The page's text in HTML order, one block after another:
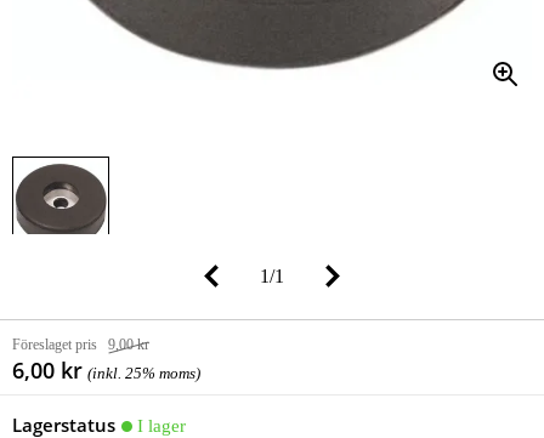
1/1
Föreslaget pris 9,00 kr
6,00 kr (inkl. 25% moms)
Lagerstatus
I lager